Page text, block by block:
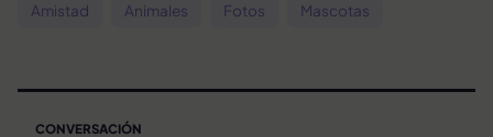
Amistad Animales Fotos Mascotas
CONVERSACIÓN